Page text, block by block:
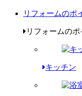
リフォームのポ
リフォームのポ
キッチン